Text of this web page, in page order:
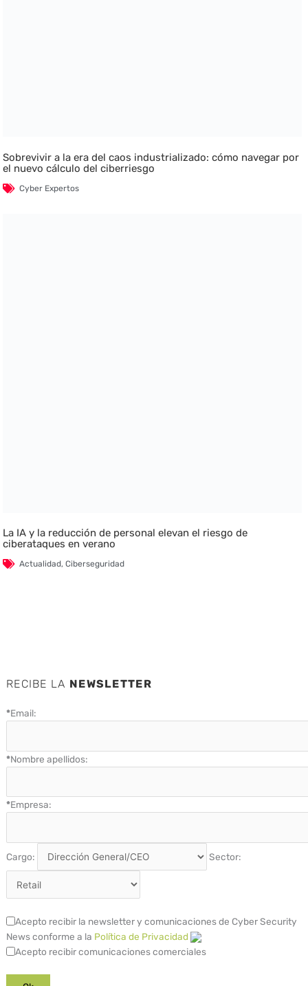
Sobrevivir a la era del caos industrializado: cómo navegar por
el nuevo cálculo del ciberriesgo
Cyber Expertos
La IA y la reducción de personal elevan el riesgo de
ciberataques en verano
Actualidad,Ciberseguridad
RECIBE LA NEWSLETTER
*Email:
*Nombre apellidos:
*Empresa:
Cargo: Sector:
Acepto recibir la newsletter y comunicaciones de Cyber Security
News conforme a la Política de Privacidad
Acepto recibir comunicaciones comerciales